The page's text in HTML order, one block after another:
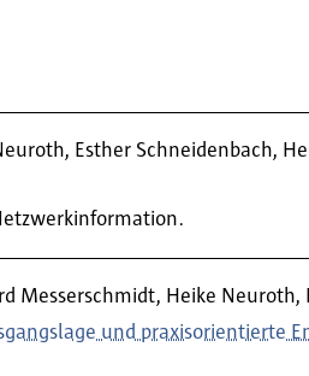
Esther Schneidenbach,
Messerschmidt, Heike
und praxisorientierte